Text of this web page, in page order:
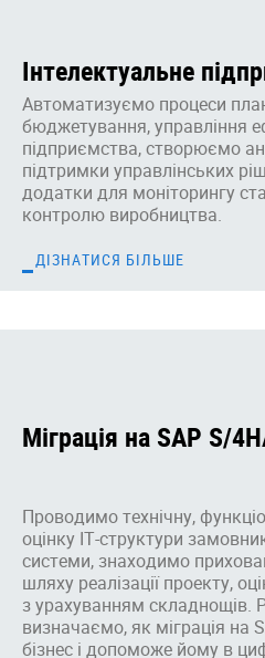
Інтелектуальне
Автоматизуємо процеси
бюджетування, управління
підприємства, створюємо
підтримки управлінських
додатки для моніторингу
контролю виробництва.
ДІЗНАТИСЯ БІЛЬШЕ
Міграція на SAP S/
Проводимо технічну,
оцінку ІТ-структури
системи, знаходимо
шляху реалізації проекту,
з урахуванням складнощів.
визначаємо, як міграція на
бізнес і допоможе йому в